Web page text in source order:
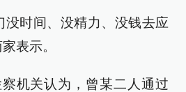
没时间、没精力、没钱去应
表示。
机关认为，曾某二人通过